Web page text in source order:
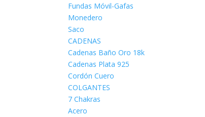
Fundas Móvil-Gafas
Monedero
Saco
CADENAS
Cadenas Baño Oro 18k
Cadenas Plata 925
Cordón Cuero
COLGANTES
7 Chakras
Acero